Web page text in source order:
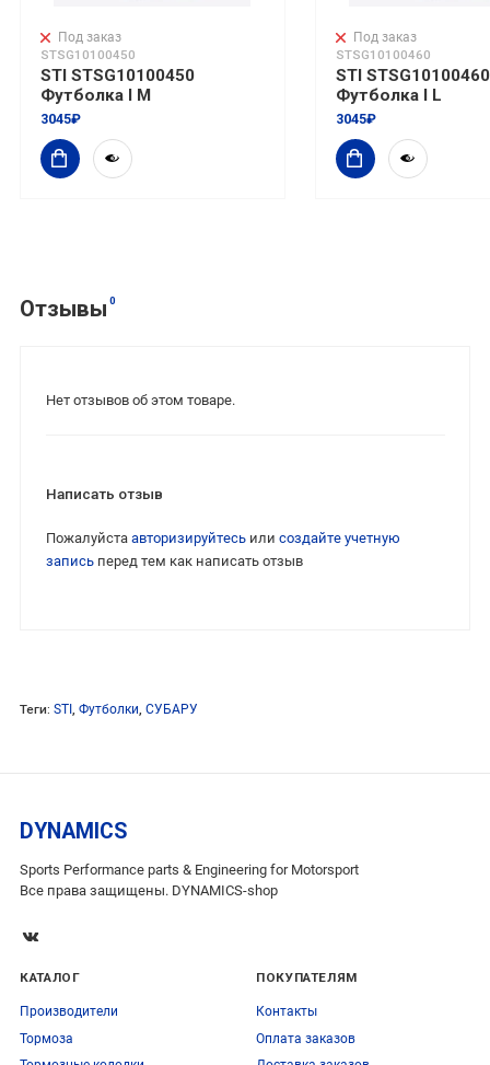
Под заказ
STSG10100450
STI STSG10100450
Футболка I M
3045₽
Под заказ
STSG10100460
STI STSG10100460
Футболка I L
3045₽
Отзывы 0
Нет отзывов об этом товаре.
Написать отзыв
Пожалуйста авторизируйтесьили создайте учетную
записьперед тем как написать отзыв
Теги: STI , Футболки, СУБАРУ
DYNAMICS
Sports Performance parts & Engineering for Motorsport
Все права защищены. DYNAMICS-shop
КАТАЛОГ
Производители
Тормоза
ПОКУПАТЕЛЯМ
Контакты
Оплата заказов